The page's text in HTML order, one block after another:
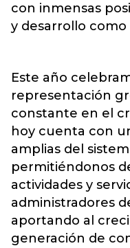
con inmensas
y desarrollo
Este año
representación
constante en el
hoy cuenta con
amplias del
permitiéndonos
actividades y
administradores
aportando al
generación de